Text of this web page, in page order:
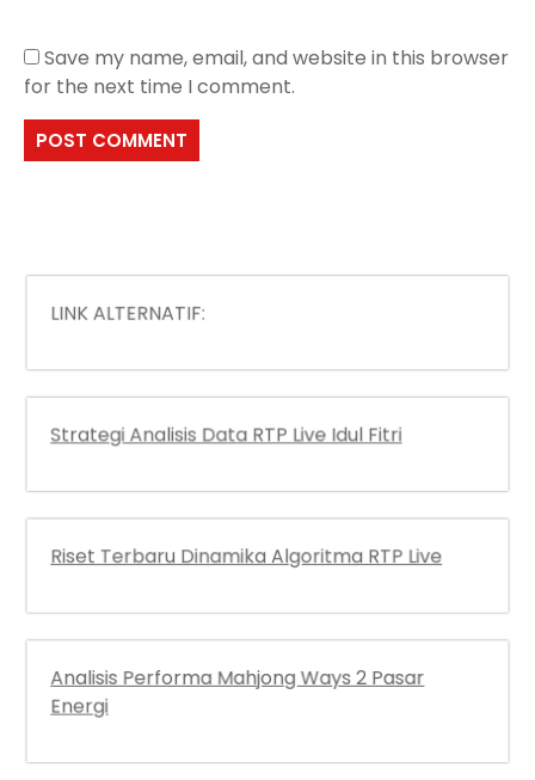
Save my name, email, and website in this browser
for the next time I comment.
LINK ALTERNATIF:
Strategi Analisis Data RTP Live Idul Fitri
Riset Terbaru Dinamika Algoritma RTP Live
Analisis Performa Mahjong Ways 2 Pasar
Energi